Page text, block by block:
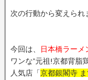
次の行動から変えられ
今回は、 日本橋ラーメ
ワンな”元祖!京都背脂
人気店「京都銀閣寺